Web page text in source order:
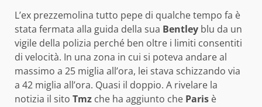
L’ex prezzemolina tutto pepe di qualche tempo fa è
stata fermata alla guida della sua Bentley blu da un
vigile della polizia perché ben oltre i limiti consentiti
di velocità. In una zona in cui si poteva andare al
massimo a 25 miglia all’ora, lei stava schizzando via
a 42 miglia all’ora. Quasi il doppio. A rivelare la
notizia il sito Tmz che ha aggiunto che Paris è